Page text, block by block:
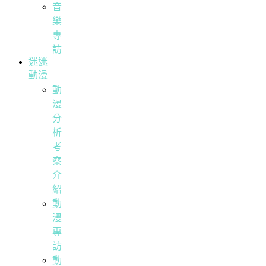
音
樂
專
訪
迷迷
動漫
動
漫
分
析
考
察
介
紹
動
漫
專
訪
動